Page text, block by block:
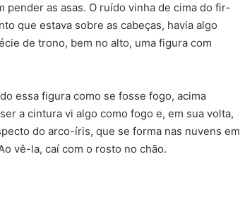
pender as asas. O ruído vinha de cima do fir­
que estava sobre as cabeças, havia algo
de trono, bem no alto, uma figura com
essa figura como se fosse fogo, acima
a cintura vi algo como fogo e, em sua volta,
do arco-íris, que se forma nas nuvens em
vê-la, caí com o rosto no chão.